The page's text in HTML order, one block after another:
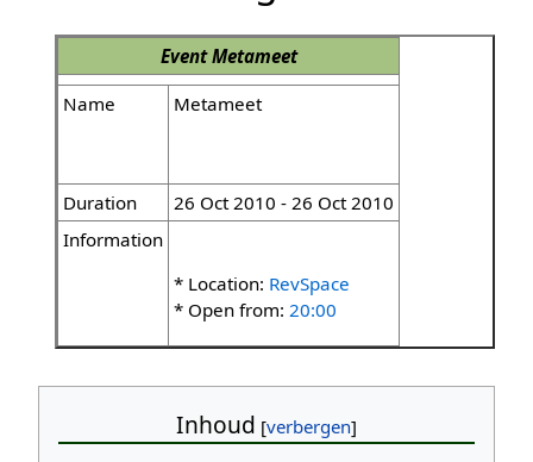
EventMetameet
Name
Metameet
Duration
26 Oct 2010 - 26 Oct 2010
Information
* Location: RevSpace
* Open from: 20:00
Inhoud